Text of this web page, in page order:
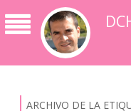
ARCHIVO DE LA